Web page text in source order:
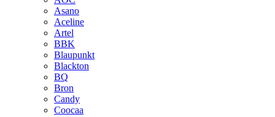
Asano
Aceline
Artel
BBK
Blaupunkt
Blackton
BQ
Bron
Candy
Coocaa